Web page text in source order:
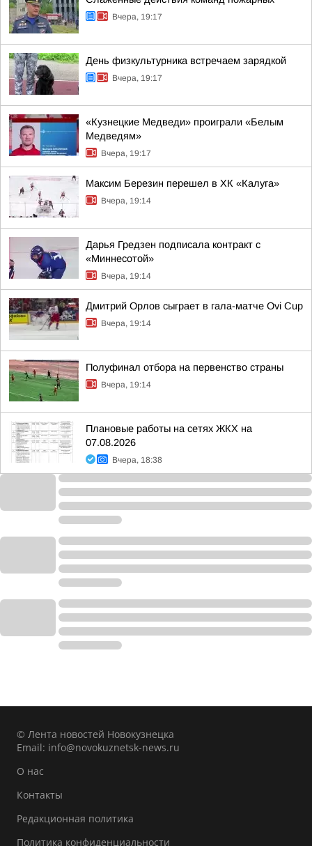
Вчера, 19:17
День физкультурника встречаем зарядкой
Вчера, 19:17
«Кузнецкие Медведи» проиграли «Белым
Медведям»
Вчера, 19:17
Максим Березин перешел в ХК «Калуга»
Вчера, 19:14
Дарья Гредзен подписала контракт с
«Миннесотой»
Вчера, 19:14
Дмитрий Орлов сыграет в гала-матче Ovi Cup
Вчера, 19:14
Полуфинал отбора на первенство страны
Вчера, 19:14
Плановые работы на сетях ЖКХ на
07.08.2026
Вчера, 18:38
© Лента новостей Новокузнецка
Email: info@novokuznetsk-news.ru
О нас
Контакты
Редакционная политика
Политика конфиденциальности